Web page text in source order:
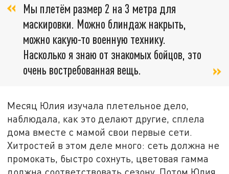
Мы плетём размер 2 на 3 метра для
маскировки. Можно блиндаж накрыть,
можно какую-то военную технику.
Насколько я знаю от знакомых бойцов, это
очень востребованная вещь.
Месяц Юлия изучала плетельное дело,
наблюдала, как это делают другие, сплела
дома вместе с мамой свои первые сети.
Хитростей в этом деле много: сеть должна не
промокать, быстро сохнуть, цветовая гамма